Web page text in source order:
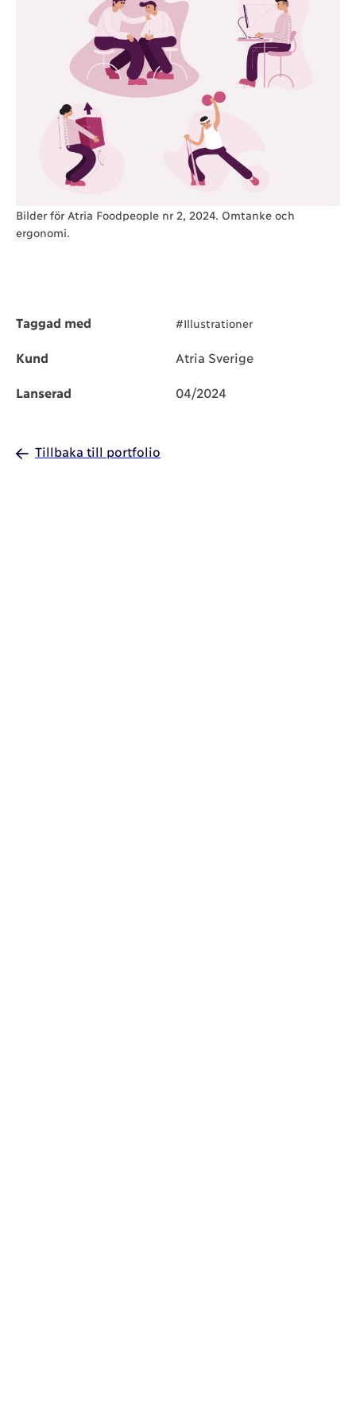
Bilder för Atria Foodpeople nr 2, 2024. Omtanke och
ergonomi.
Taggad med #Illustrationer
Kund Atria Sverige
Lanserad 04/2024
Tillbaka till portfolio